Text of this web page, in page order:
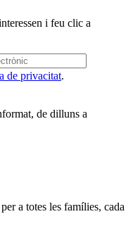
i feu clic a
de privacitat.
de dilluns a
a totes les famílies, cada